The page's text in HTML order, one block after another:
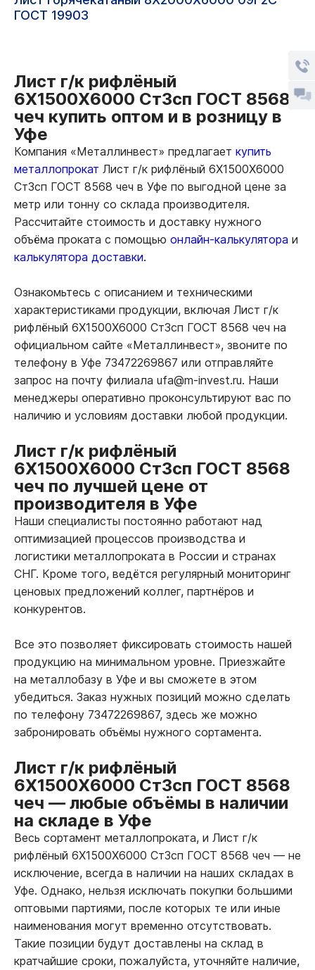
ГОСТ 19903
Лист г/к рифлёный
6Х1500Х6000 Ст3сп ГОСТ 8568
чеч купить оптом и в розницу в
Уфе
Компания «Металлинвест» предлагает купить
металлопрокат Лист г/к рифлёный 6Х1500Х6000
Ст3сп ГОСТ 8568 чеч в Уфе по выгодной цене за
метр или тонну со склада производителя.
Рассчитайте стоимость и доставку нужного
объёма проката с помощью онлайн-калькулятора и
калькулятора доставки.
Ознакомьтесь с описанием и техническими
характеристиками продукции, включая Лист г/к
рифлёный 6Х1500Х6000 Ст3сп ГОСТ 8568 чеч на
официальном сайте «Металлинвест», звоните по
телефону в Уфе 73472269867 или отправляйте
запрос на почту филиала ufa@m-invest.ru. Наши
менеджеры оперативно проконсультируют вас по
наличию и условиям доставки любой продукции.
Лист г/к рифлёный
6Х1500Х6000 Ст3сп ГОСТ 8568
чеч по лучшей цене от
производителя в Уфе
Наши специалисты постоянно работают над
оптимизацией процессов производства и
логистики металлопроката в России и странах
СНГ. Кроме того, ведётся регулярный мониторинг
ценовых предложений коллег, партнёров и
конкурентов.
Все это позволяет фиксировать стоимость нашей
продукцию на минимальном уровне. Приезжайте
на металлобазу в Уфе и вы сможете в этом
убедиться. Заказ нужных позиций можно сделать
по телефону 73472269867, здесь же можно
забронировать объёмы нужного сортамента.
Лист г/к рифлёный
6Х1500Х6000 Ст3сп ГОСТ 8568
чеч — любые объёмы в наличии
на складе в Уфе
Весь сортамент металлопроката, и Лист г/к
рифлёный 6Х1500Х6000 Ст3сп ГОСТ 8568 чеч — не
исключение, всегда в наличии на наших складах в
Уфе. Однако, нельзя исключать покупки большими
оптовыми партиями, после которых те или иные
наименования могут временно отсутствовать.
Такие позиции будут доставлены на склад в
кратчайшие сроки, пожалуйста, уточняйте наличие,